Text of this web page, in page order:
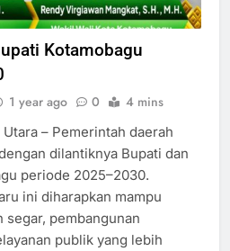
Kotamobagu
1 year ago 0 4 mins
– Pemerintah daerah
dilantiknya Bupati dan
periode 2025–2030.
ini diharapkan mampu
segar, pembangunan
publik yang lebih